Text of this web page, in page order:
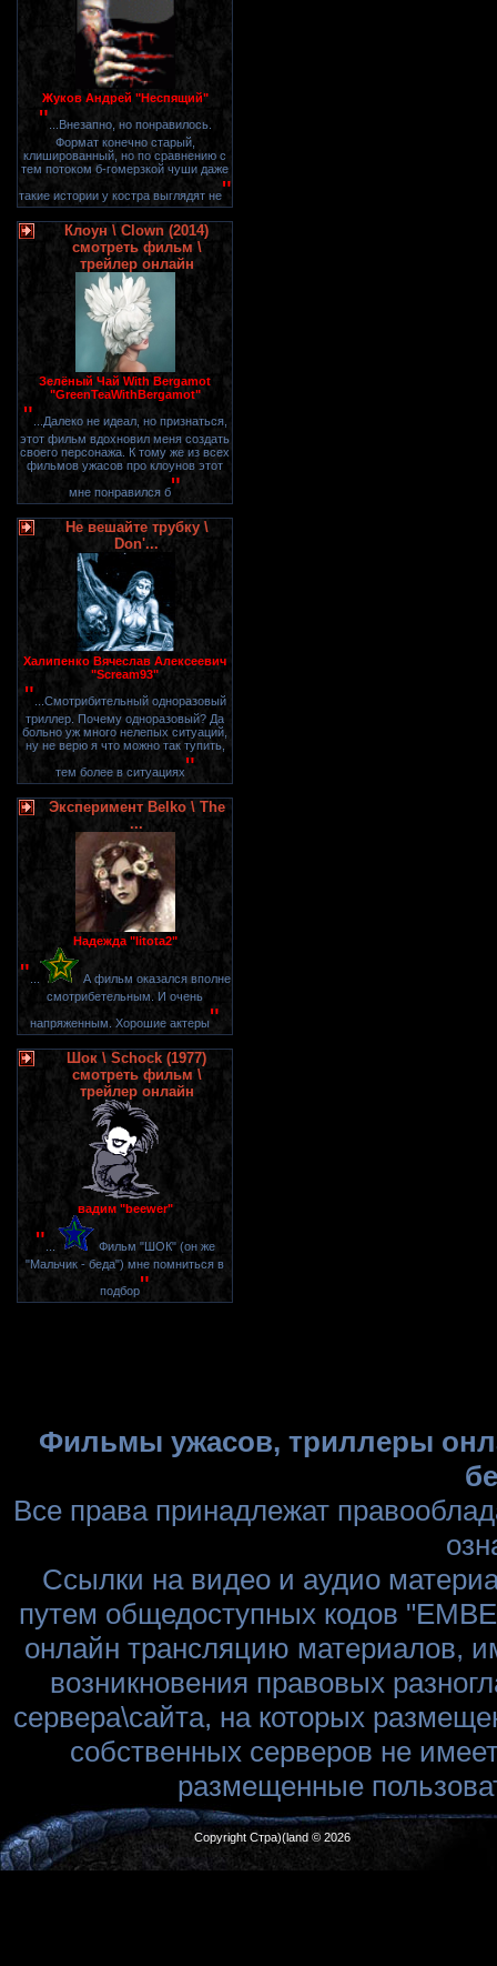
Жуков Андрей "Неспящий"
" ...Внезапно, но понравилось.
Формат конечно старый,
клишированный, но по сравнению с
тем потоком б-гомерзкой чуши даже
такие истории у костра выглядят не"
Клоун \ Clown (2014)
смотреть фильм \
трейлер онлайн
Зелёный Чай With Bergamot
"GreenTeaWithBergamot"
" ...Далеко не идеал, но признаться,
этот фильм вдохновил меня создать
своего персонажа. К тому же из всех
фильмов ужасов про клоунов этот
мне понравился б"
Не вешайте трубку \
Don'...
Халипенко Вячеслав Алексеевич
"Scream93"
" ...Смотрибительный одноразовый
триллер. Почему одноразовый? Да
больно уж много нелепых ситуаций,
ну не верю я что можно так тупить,
тем более в ситуациях"
Эксперимент Belko \ The
...
Надежда "litota2"
"
А фильм оказался вполне
смотрибетельным. И очень
напряженным. Хорошие актеры"
Шок \ Schock (1977)
смотреть фильм \
трейлер онлайн
вадим "beewer"
"
Фильм "ШОК" (он же
"Мальчик - беда") мне помниться в
подбор"
Фильмы ужасов, триллеры
Все права принадлежат
Ссылки на видео и аудио
путем общедоступных кодов
онлайн трансляцию материалов,
возникновения правовых
сервера\сайта, на которых
собственных серверов не
размещенные
Copyright Стра)(land © 2026